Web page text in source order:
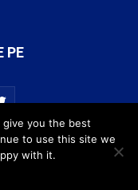
PE
you the best
to use this site we
with it.